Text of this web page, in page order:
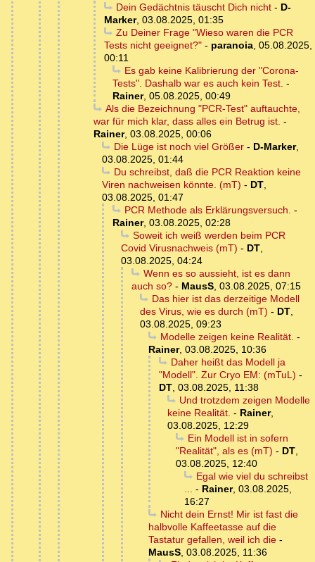
Dein Gedächtnis täuscht Dich nicht- D-
Marker, 03.08.2025, 01:35
Zu Deiner Frage "Wieso waren die PCR
Tests nicht geeignet?" - paranoia, 05.08.2025,
00:11
Es gab keine Kalibrierung der "Corona-
Tests". Dashalb war es auch kein Test. -
Rainer, 05.08.2025, 00:49
Als die Bezeichnung "PCR-Test" auftauchte,
war für mich klar, dass alles ein Betrug ist. -
Rainer, 03.08.2025, 00:06
Die Lüge ist noch viel Größer- D-Marker,
03.08.2025, 01:44
Du schreibst, daß die PCR Reaktion keine
Viren nachweisen könnte. (mT) - DT,
03.08.2025, 01:47
PCR Methode als Erklärungsversuch. -
Rainer, 03.08.2025, 02:28
Soweit ich weiß werden beim PCR
Covid Virusnachweis (mT) - DT,
03.08.2025, 04:24
Wenn es so aussieht, ist es dann
auch so? - MausS, 03.08.2025, 07:15
Das hier ist das derzeitige Modell
des Virus, wie es durch (mT) - DT,
03.08.2025, 09:23
Modelle zeigen keine Realität. -
Rainer, 03.08.2025, 10:36
Daher heißt das Modell ja
"Modell". Zur Cryo EM: (mTuL) -
DT, 03.08.2025, 11:38
Und trotzdem zeigen Modelle
keine Realität. - Rainer,
03.08.2025, 12:29
Ein Modell ist in sofern
"Realität", als es (mT) - DT,
03.08.2025, 12:40
Egal wie viel du schreibst
... - Rainer, 03.08.2025,
16:27
Nicht dein Ernst! Mir ist fast die
halbvolle Kaffeetasse auf die
Tastatur gefallen, weil ich die -
MausS, 03.08.2025, 11:36